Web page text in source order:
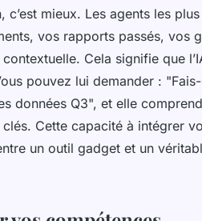
mieux. Les agents les plus
vos rapports passés, vos
Cela signifie que
pouvez lui demander :
données Q3", et elle comprend
Cette capacité à intégrer
un outil gadget et un